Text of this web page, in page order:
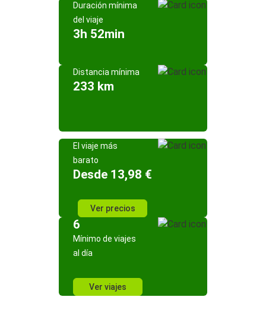
Duración mínima
del viaje
3h 52min
Distancia mínima
233 km
El viaje más
barato
Desde 13,98 €
Ver precios
6
Mínimo de viajes
al día
Ver viajes